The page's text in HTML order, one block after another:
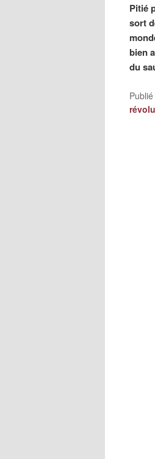
Pitié
sort
bien
du